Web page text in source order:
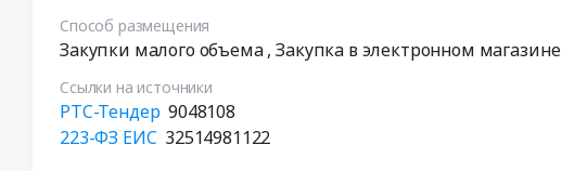
Способ размещения
Закупки малого объема, Закупка в электронном магазине
Ссылки на источники
РТС-Тендер 9048108
223-ФЗ ЕИС 32514981122